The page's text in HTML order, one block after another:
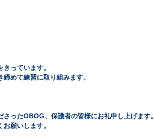
っています。
めて練習に取り組みます。
さったOBOG、保護者の皆様にお礼申し上げます。
願いします。